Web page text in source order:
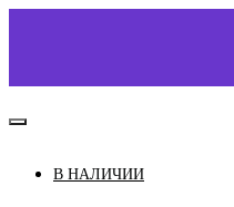
В НАЛИЧИИ